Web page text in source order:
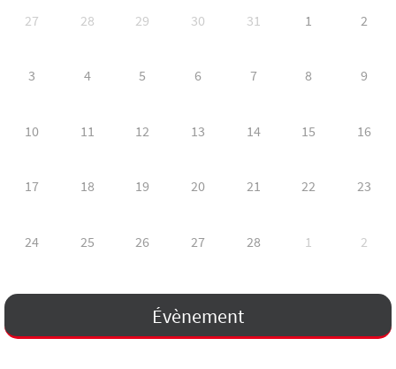
27 28 29 30 31 1 2
3 4 5 6 7 8 9
10 11 12 13 14 15 16
17 18 19 20 21 22 23
24 25 26 27 28 1 2
Évènement